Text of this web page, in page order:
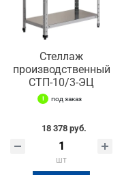
Стеллаж
производственный
СТП-10/3-ЭЦ
под заказ
18 378 руб.
шт